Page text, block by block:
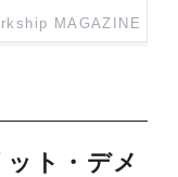
MAGAZINE
ト・デメ